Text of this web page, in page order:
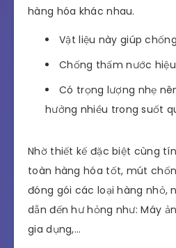
hàng hóa khác nhau.
Vật liệu này giúp
Chống thấm nước
Có trọng lượng nhẹ
hưởng nhiều trong suốt
Nhờ thiết kế đặc biệt cùng
toàn hàng hóa tốt, mút
đóng gói các loại hàng nhỏ,
dẫn đến hư hỏng như: Máy
gia dụng,…